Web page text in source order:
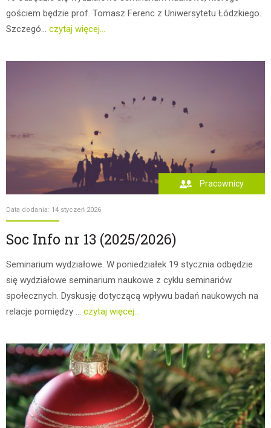
gościem będzie prof. Tomasz Ferenc z Uniwersytetu Łódzkiego.
Szczegó... czytaj więcej...
Pracownicy
Data dodania: 14 styczeń 2026
Soc Info nr 13 (2025/2026)
Seminarium wydziałowe. W poniedziałek 19 stycznia odbędzie
się wydziałowe seminarium naukowe z cyklu seminariów
społecznych. Dyskusję dotyczącą wpływu badań naukowych na
relacje pomiędzy ... czytaj więcej...